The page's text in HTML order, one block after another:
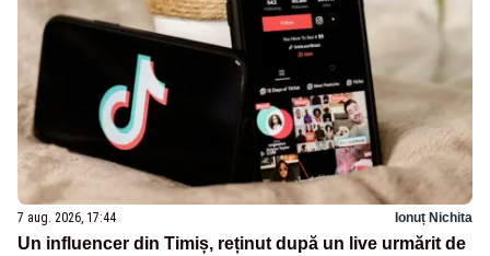
7 aug. 2026, 17:44 Ionuț Nichita
Un influencer din Timiș, reținut după un live urmărit de